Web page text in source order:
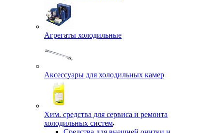
Агрегаты холодильные
Аксессуары для холодильных камер
Хим. средства для сервиса и ремонта
холодильных систем